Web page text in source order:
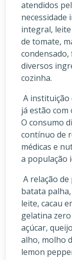
atendidos
necessidade
integral,
de tomate,
diversos
cozinha.
A instituição
já estão
O consumo
contínuo de
médicas e
a população
A relação
batata
leite, cacau
gelatina
açúcar,
alho, molho
lemon